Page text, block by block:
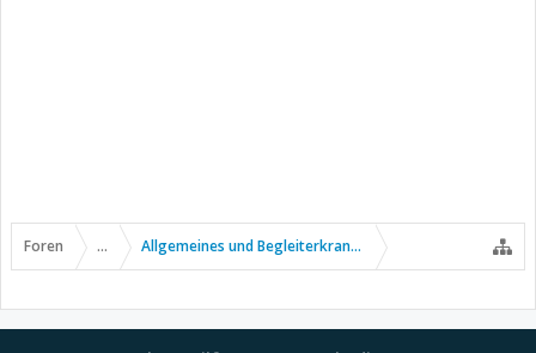
Foren ... Allgemeines und Begleiterkrankungen